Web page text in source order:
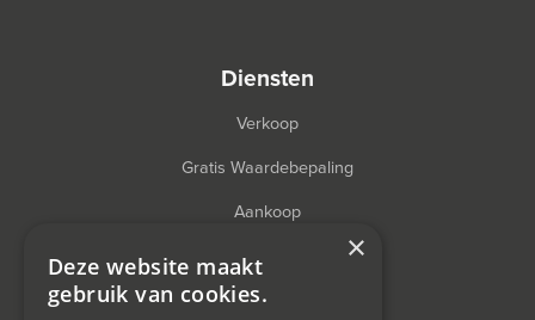
diensten
Verkoop
Gratis Waardebepaling
Aankoop
Financieel Advies
Taxatie
×
Deze website maakt
gebruik van cookies.